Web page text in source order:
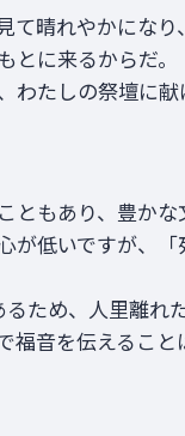
て晴れやかにな
に来るからだ。
わたしの祭壇に
もあり、豊かな
が低いですが、
ため、人里離れ
福音を伝えるこ